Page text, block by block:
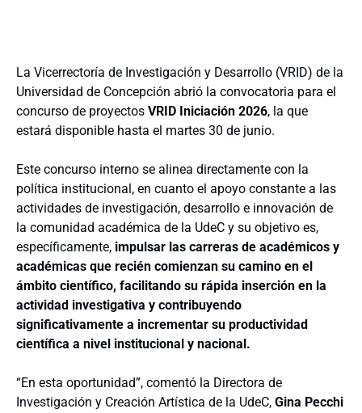
La Vicerrectoría de Investigación y Desarrollo (VRID) de la
Universidad de Concepción abrió la convocatoria para el
concurso de proyectos VRID Iniciación 2026, la que
estará disponible hasta el martes 30 de junio.
Este concurso interno se alinea directamente con la
política institucional, en cuanto el apoyo constante a las
actividades de investigación, desarrollo e innovación de
la comunidad académica de la UdeC y su objetivo es,
específicamente, impulsar las carreras de académicos y
académicas que recién comienzan su camino en el
ámbito científico, facilitando su rápida inserción en la
actividad investigativa y contribuyendo
significativamente a incrementar su productividad
científica a nivel institucional y nacional.
“En esta oportunidad”, comentó la Directora de
Investigación y Creación Artística de la UdeC, Gina Pecchi